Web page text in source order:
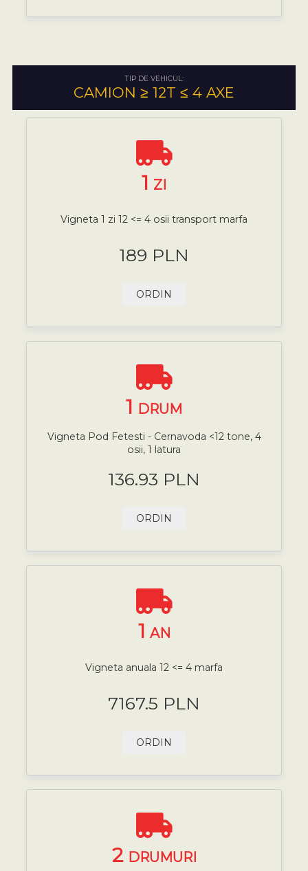
TIP DE VEHICUL:
CAMION ≥ 12T ≤ 4 AXE
1 ZI
Vigneta 1 zi 12 <= 4 osii transport marfa
189 PLN
ORDIN
1 DRUM
Vigneta Pod Fetesti - Cernavoda <12 tone, 4
osii, 1 latura
136.93 PLN
ORDIN
1 AN
Vigneta anuala 12 <= 4 marfa
7167.5 PLN
ORDIN
2 DRUMURI